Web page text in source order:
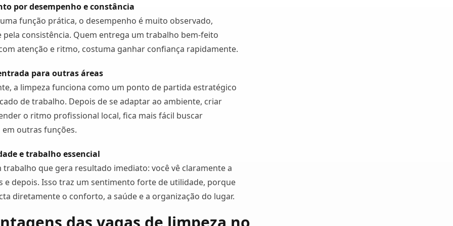
por desempenho e constância
função prática, o desempenho é muito observado,
consistência. Quem entrega um trabalho bem-feito
atenção e ritmo, costuma ganhar confiança rapidamente.
para outras áreas
a limpeza funciona como um ponto de partida estratégico
de trabalho. Depois de se adaptar ao ambiente, criar
o ritmo profissional local, fica mais fácil buscar
outras funções.
e trabalho essencial
trabalho que gera resultado imediato: você vê claramente a
e depois. Isso traz um sentimento forte de utilidade, porque
diretamente o conforto, a saúde e a organização do lugar.